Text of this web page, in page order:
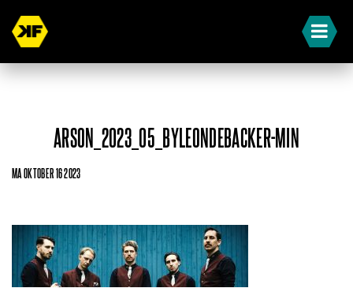
ARSON_2023_05_BYLEONDEBACKER-MIN
MA OKTOBER 16 2023